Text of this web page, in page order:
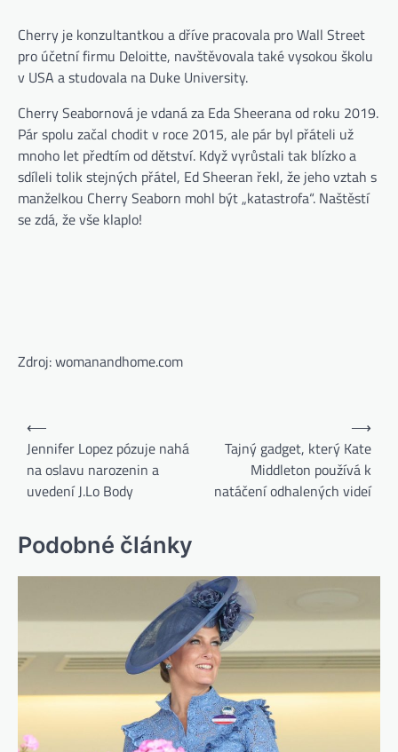
Cherry je konzultantkou a dříve pracovala pro Wall Street
pro účetní firmu Deloitte, navštěvovala také vysokou školu
v USA a studovala na Duke University.
Cherry Seabornová je vdaná za Eda Sheerana od roku 2019.
Pár spolu začal chodit v roce 2015, ale pár byl přáteli už
mnoho let předtím od dětství. Když vyrůstali tak blízko a
sdíleli tolik stejných přátel, Ed Sheeran řekl, že jeho vztah s
manželkou Cherry Seaborn mohl být „katastrofa“. Naštěstí
se zdá, že vše klaplo!
Zdroj: womanandhome.com
⟵
Jennifer Lopez pózuje nahá
na oslavu narozenin a
uvedení J.Lo Body
Tajný gadget, který Kate
Middleton používá k
natáčení odhalených videí
⟶
Podobné články